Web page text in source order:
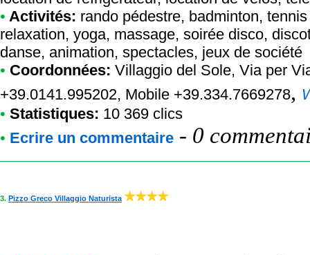
• Activités: rando pédestre, badminton,
relaxation, yoga, massage, soirée disco,
danse, animation, spectacles, jeux de société
• Coordonnées: Villaggio del Sole, Via per
+39.0141.995202, Mobile +39.334.7669278,
• Statistiques: 10 369 clics
• Ecrire un commentaire - 0
3. Pizzo Greco Villaggio Naturista